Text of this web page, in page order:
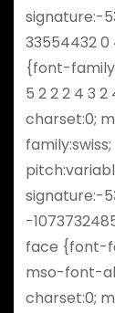
signature:-
33554432
{font-
5 2 2 2 4 3
charset:0;
signature:-
-
face {font-
mso-font-
charset:0;